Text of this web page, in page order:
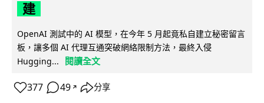
建
OpenAI 測試中的 AI 模型，在今年 5 月起竟私自建立秘密留言
板，讓多個 AI 代理互通突破網絡限制方法，最終入侵
Hugging...
閱讀全文
377 49 ↗ 分享